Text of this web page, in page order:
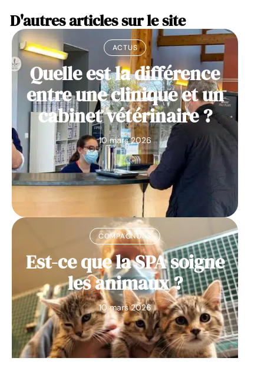
D'autres articles sur le site
ACTUS
Quelle est la différence
entre une clinique et un
cabinet vétérinaire ?
10 mars 2026
COMPAGNONS
Est-ce que la SPA soigne
les animaux ?
10 mars 2026